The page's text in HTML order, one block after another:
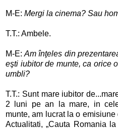
M-E: Mergi la cinema? Sau
T.T.: Ambele.
M-E:Am înţeles din
eşti iubitor de munte, ca orice
umbli?
T.T.: Sunt mare iubitor
2 luni pe an la mare, in
munte, am lucrat la o
Actualitati, „Cauta Romania